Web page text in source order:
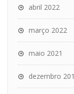
abril 2022
março 2022
maio 2021
dezembro